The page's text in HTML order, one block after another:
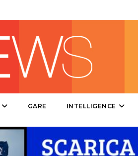
GARE INTELLIGENCE